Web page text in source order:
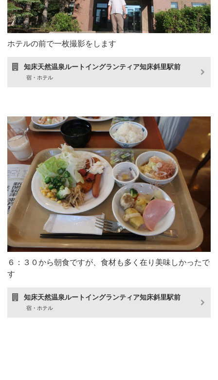
ホテルの前で一枚撮影をします
知床天然温泉ルートイングランティア知床斜里駅前
宿・ホテル
６：３０から朝食ですが、食材も多く在り美味しかったで
す
知床天然温泉ルートイングランティア知床斜里駅前
宿・ホテル